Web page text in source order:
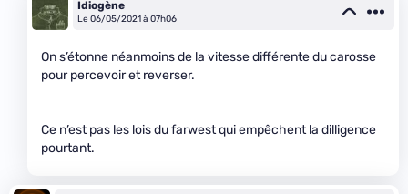
Idiogène
Le 06/05/2021 à 07h06
On s’étonne néanmoins de la vitesse différente du carosse
pour percevoir et reverser.
Ce n’est pas les lois du farwest qui empêchent la dilligence
pourtant.